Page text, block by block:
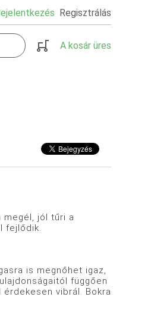
Regisztrálás
A kosár üres
megél, jól tűri a
fejlődik.
is megnőhet igaz,
függően
vibrál. Bokra